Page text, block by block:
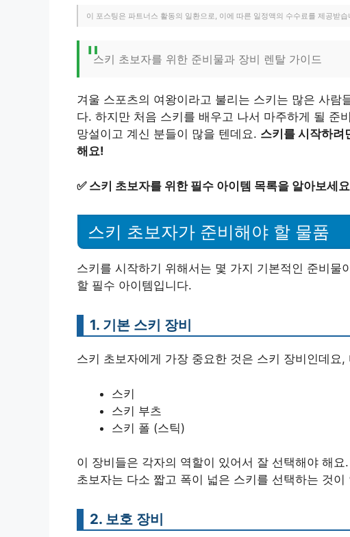
이 포스팅은 파트너스 활동의 일환으로, 이에 따른 일정액의 수수료를 제공받습
스키 초보자를 위한 준비물과 장비 렌탈 가이드
겨울 스포츠의 여왕이라고 불리는 스키는 많은 사람
다. 하지만 처음 스키를 배우고 나서 마주하게 될 준
망설이고 계신 분들이 많을 텐데요. 스키를 시작하려
해요!
✅ 스키 초보자를 위한 필수 아이템 목록을 알아보세
스키 초보자가 준비해야 할 물품
스키를 시작하기 위해서는 몇 가지 기본적인 준비물
할 필수 아이템입니다.
1. 기본 스키 장비
스키 초보자에게 가장 중요한 것은 스키 장비인데요
스키
스키 부츠
스키 폴 (스틱)
이 장비들은 각자의 역할이 있어서 잘 선택해야 해
초보자는 다소 짧고 폭이 넓은 스키를 선택하는 것이
2. 보호 장비